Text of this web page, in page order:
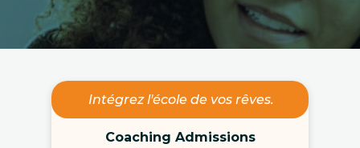
Intégrez l'école de vos rêves.
Coaching Admissions